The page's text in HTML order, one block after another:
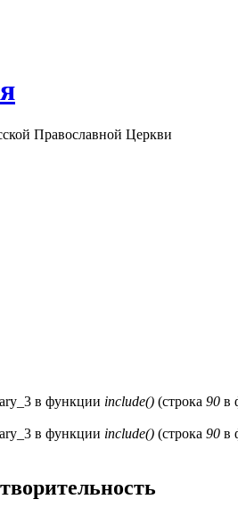
Православной Церкви
в функции include() (строка 90 в
в функции include() (строка 90 в